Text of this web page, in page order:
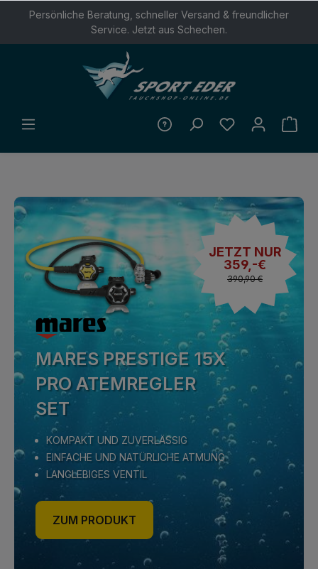
SPRINGEN
Persönliche Beratung, schneller Versand & freundlicher
Service. Jetzt aus Schechen.
MARES PRESTIGE 15X
PRO ATEMREGLER
SET
KOMPAKT UND ZUVERLÄSSIG
EINFACHE UND NATÜRLICHE ATMUNG
LANGLEBIGES VENTIL
ZUM PRODUKT
JETZT NUR
359,-€
390,90 €